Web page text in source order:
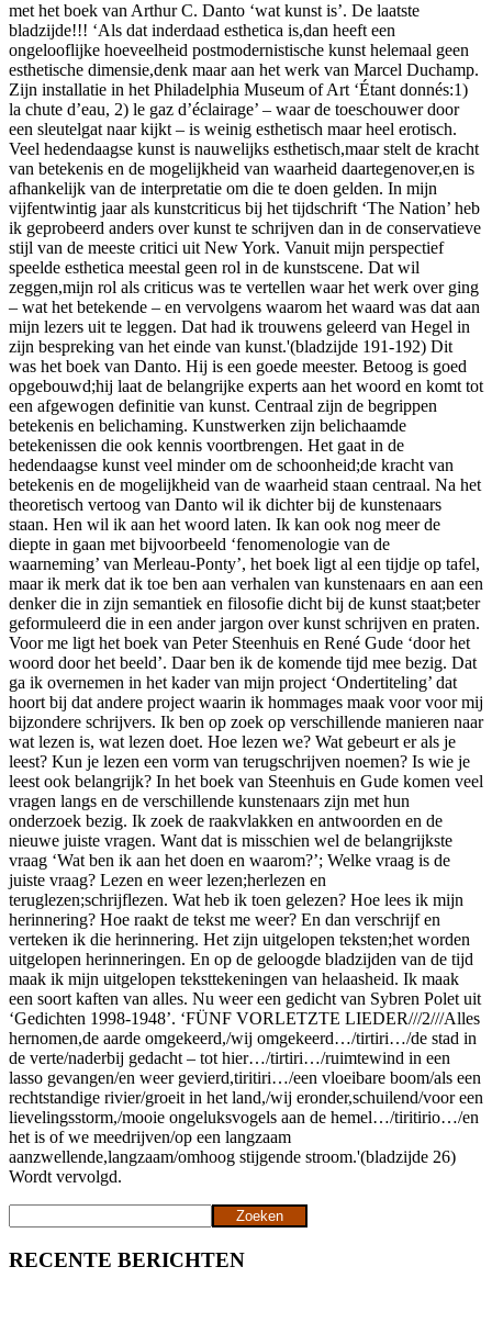
met het boek van Arthur C. Danto ‘wat kunst is’. De laatste
bladzijde!!! ‘Als dat inderdaad esthetica is,dan heeft een
ongelooflijke hoeveelheid postmodernistische kunst helemaal geen
esthetische dimensie,denk maar aan het werk van Marcel Duchamp.
Zijn installatie in het Philadelphia Museum of Art ‘Étant donnés:1)
la chute d’eau, 2) le gaz d’éclairage’ – waar de toeschouwer door
een sleutelgat naar kijkt – is weinig esthetisch maar heel erotisch.
Veel hedendaagse kunst is nauwelijks esthetisch,maar stelt de kracht
van betekenis en de mogelijkheid van waarheid daartegenover,en is
afhankelijk van de interpretatie om die te doen gelden. In mijn
vijfentwintig jaar als kunstcriticus bij het tijdschrift ‘The Nation’ heb
ik geprobeerd anders over kunst te schrijven dan in de conservatieve
stijl van de meeste critici uit New York. Vanuit mijn perspectief
speelde esthetica meestal geen rol in de kunstscene. Dat wil
zeggen,mijn rol als criticus was te vertellen waar het werk over ging
– wat het betekende – en vervolgens waarom het waard was dat aan
mijn lezers uit te leggen. Dat had ik trouwens geleerd van Hegel in
zijn bespreking van het einde van kunst.'(bladzijde 191-192) Dit
was het boek van Danto. Hij is een goede meester. Betoog is goed
opgebouwd;hij laat de belangrijke experts aan het woord en komt tot
een afgewogen definitie van kunst. Centraal zijn de begrippen
betekenis en belichaming. Kunstwerken zijn belichaamde
betekenissen die ook kennis voortbrengen. Het gaat in de
hedendaagse kunst veel minder om de schoonheid;de kracht van
betekenis en de mogelijkheid van de waarheid staan centraal. Na het
theoretisch vertoog van Danto wil ik dichter bij de kunstenaars
staan. Hen wil ik aan het woord laten. Ik kan ook nog meer de
diepte in gaan met bijvoorbeeld ‘fenomenologie van de
waarneming’ van Merleau-Ponty’, het boek ligt al een tijdje op tafel,
maar ik merk dat ik toe ben aan verhalen van kunstenaars en aan een
denker die in zijn semantiek en filosofie dicht bij de kunst staat;beter
geformuleerd die in een ander jargon over kunst schrijven en praten.
Voor me ligt het boek van Peter Steenhuis en René Gude ‘door het
woord door het beeld’. Daar ben ik de komende tijd mee bezig. Dat
ga ik overnemen in het kader van mijn project ‘Ondertiteling’ dat
hoort bij dat andere project waarin ik hommages maak voor voor mij
bijzondere schrijvers. Ik ben op zoek op verschillende manieren naar
wat lezen is, wat lezen doet. Hoe lezen we? Wat gebeurt er als je
leest? Kun je lezen een vorm van terugschrijven noemen? Is wie je
leest ook belangrijk? In het boek van Steenhuis en Gude komen veel
vragen langs en de verschillende kunstenaars zijn met hun
onderzoek bezig. Ik zoek de raakvlakken en antwoorden en de
nieuwe juiste vragen. Want dat is misschien wel de belangrijkste
vraag ‘Wat ben ik aan het doen en waarom?’; Welke vraag is de
juiste vraag? Lezen en weer lezen;herlezen en
teruglezen;schrijflezen. Wat heb ik toen gelezen? Hoe lees ik mijn
herinnering? Hoe raakt de tekst me weer? En dan verschrijf en
verteken ik die herinnering. Het zijn uitgelopen teksten;het worden
uitgelopen herinneringen. En op de geloogde bladzijden van de tijd
maak ik mijn uitgelopen teksttekeningen van helaasheid. Ik maak
een soort kaften van alles. Nu weer een gedicht van Sybren Polet uit
‘Gedichten 1998-1948’. ‘FÜNF VORLETZTE LIEDER///2///Alles
hernomen,de aarde omgekeerd,/wij omgekeerd…/tirtiri…/de stad in
de verte/naderbij gedacht – tot hier…/tirtiri…/ruimtewind in een
lasso gevangen/en weer gevierd,tiritiri…/een vloeibare boom/als een
rechtstandige rivier/groeit in het land,/wij eronder,schuilend/voor een
lievelingsstorm,/mooie ongeluksvogels aan de hemel…/tiritirio…/en
het is of we meedrijven/op een langzaam
aanzwellende,langzaam/omhoog stijgende stroom.'(bladzijde 26)
Wordt vervolgd.
Zoeken
RECENTE BERICHTEN